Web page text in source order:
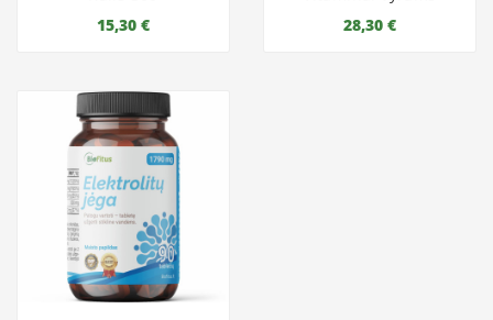
15,30 €
28,30 €